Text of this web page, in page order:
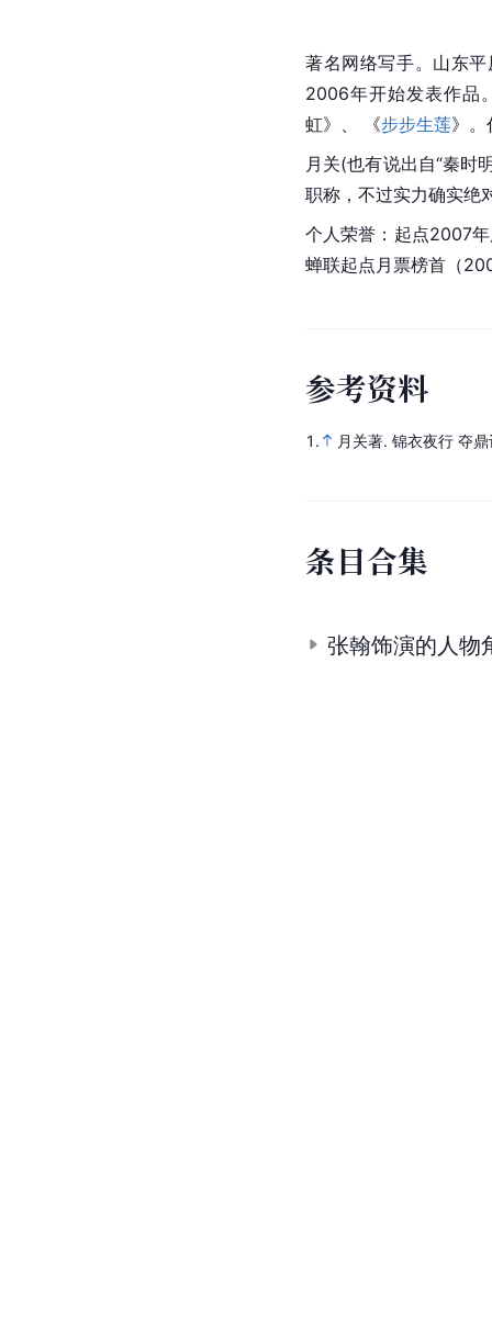
著名网络写手。山东
2006年开始发表作品
虹》、 《步步生莲》。
月关(也有说出自“秦时
职称，不过实力确实绝
个人荣誉：起点2007
蝉联起点月票榜首（
参考资料
1. 月关著. 锦衣夜行 夺鼎
条目合集
张翰饰演的人物